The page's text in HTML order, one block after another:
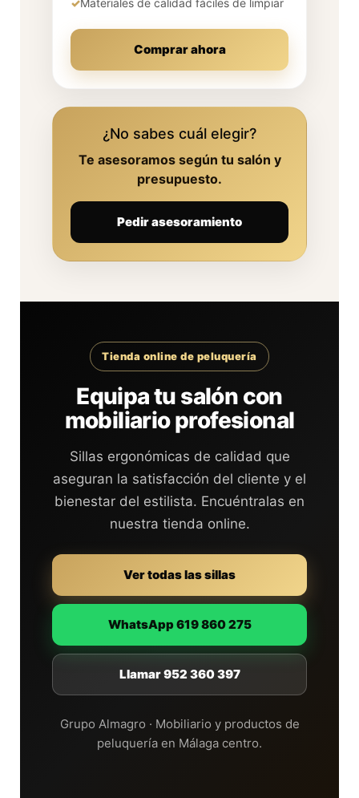
Comprar ahora
¿No sabes cuál elegir?
Te asesoramos según tu salón y
presupuesto.
Pedir asesoramiento
Tienda online de peluquería
Equipa tu salón con
mobiliario profesional
Sillas ergonómicas de calidad que
aseguran la satisfacción del cliente y el
bienestar del estilista. Encuéntralas en
nuestra tienda online.
Ver todas las sillas
WhatsApp 619 860 275
Llamar 952 360 397
Grupo Almagro · Mobiliario y productos de
peluquería en Málaga centro.